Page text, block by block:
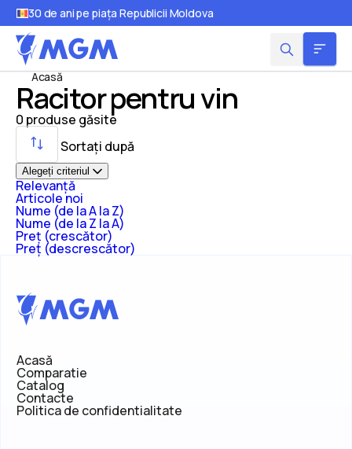
30 de ani pe piața Republicii Moldova
Acasă
Racitor pentru vin
0 produse găsite
Sortați după
Alegeți criteriul
Relevanță
Articole noi
Nume (de la A la Z)
Nume (de la Z la A)
Preț (crescător)
Preț (descrescător)
Acasă
Comparatie
Catalog
Contacte
Politica de confidentialitate